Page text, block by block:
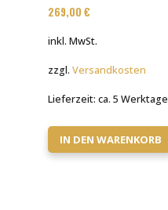
269,00 €
inkl. MwSt.
zzgl. Versandkosten
Lieferzeit: ca. 5 Werktage
IN DEN WARENKORB